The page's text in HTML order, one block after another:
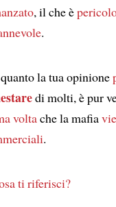
, il che è
.
la tua opinione
di molti, è pur
voltache la mafia
.
ti riferisci?